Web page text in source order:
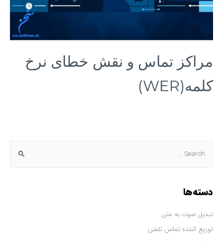
دسته‌ها
تبدیل صوت به متن
توزیع کننده تماس تلفنی
مراکز تماس و نقش خطای نرخ
کلمه(WER)